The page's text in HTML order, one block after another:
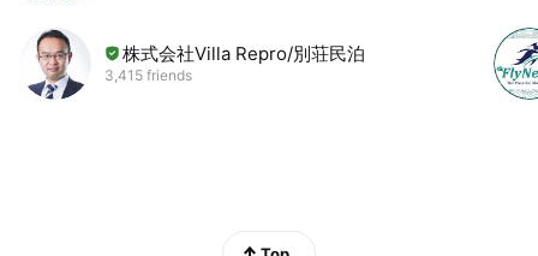
株式会社Villa Repro/別荘民泊
3,415 friends